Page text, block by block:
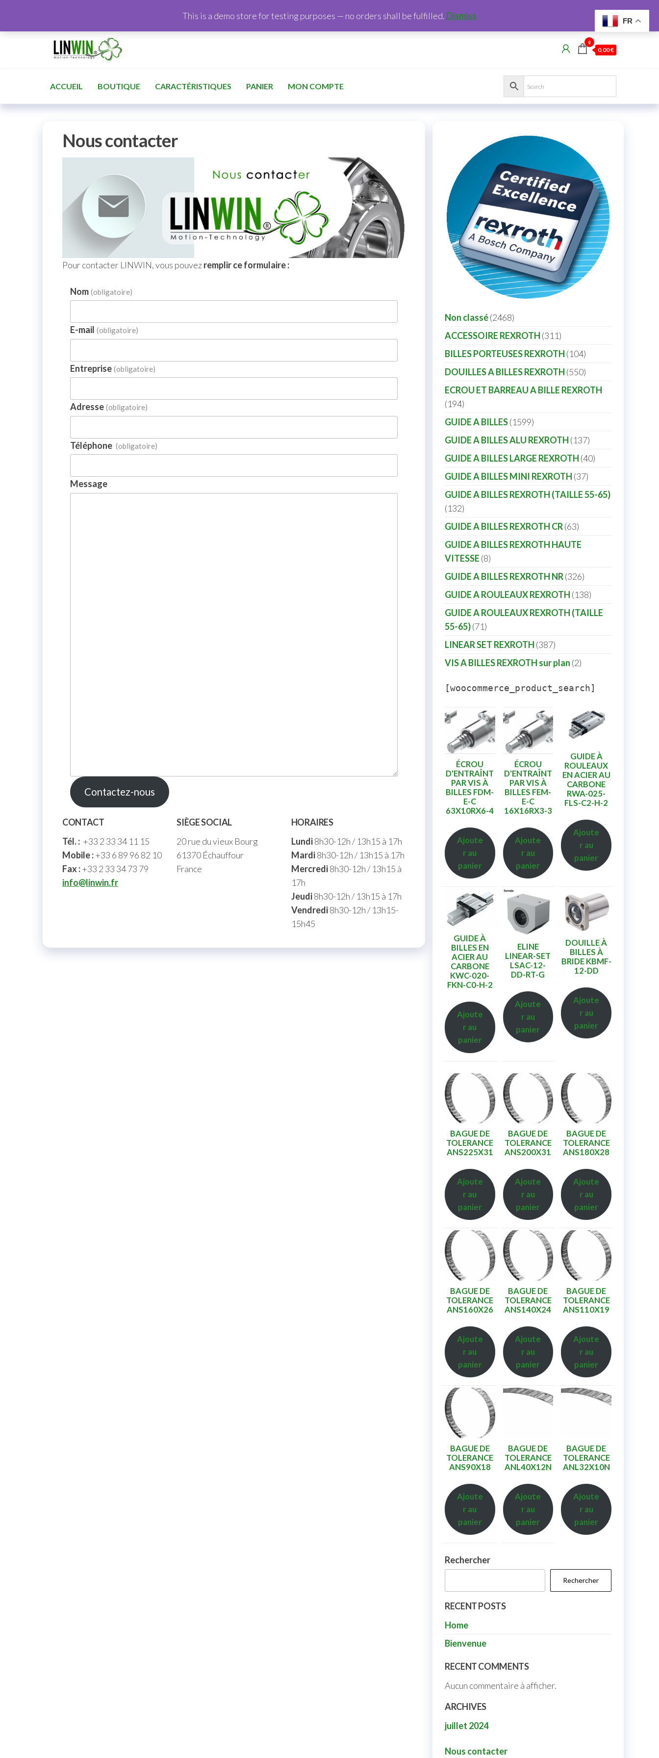
0
0,00 €
ACCUEIL BOUTIQUE CARACTÉRISTIQUES PANIER MON COMPTE
Nous contacter
Pour contacter LINWIN, vous pouvezremplir ce formulaire :
Nom (obligatoire)
E-mail (obligatoire)
Entreprise (obligatoire)
Adresse (obligatoire)
Téléphone (obligatoire)
Message
Contactez-nous
CONTACT
Tél. : +33 2 33 34 11 15
Mobile :+33 6 89 96 82 10
Fax :+33 2 33 34 73 79
info@linwin.fr
SIÈGE SOCIAL
20 rue du vieux Bourg
61370 Échauffour
France
HORAIRES
Lundi8h30-12h / 13h15 à 17h
Mardi8h30-12h / 13h15 à 17h
Mercredi8h30-12h / 13h15 à
17h
Jeudi8h30-12h / 13h15 à 17h
Vendredi8h30-12h / 13h15-
15h45
Non classé 2468
ACCESSOIRE REXROTH 311
BILLES PORTEUSES REXROTH 104
DOUILLES A BILLES REXROTH 550
ECROU ET BARREAU A BILLE REXROTH
194
GUIDE A BILLES 1599
GUIDE A BILLES ALU REXROTH 137
GUIDE A BILLES LARGE REXROTH 40
GUIDE A BILLES MINI REXROTH 37
GUIDE A BILLES REXROTH (TAILLE 55-65)
132
GUIDE A BILLES REXROTH CR 63
GUIDE A BILLES REXROTH HAUTE
VITESSE 8
GUIDE A BILLES REXROTH NR 326
GUIDE A ROULEAUX REXROTH 138
GUIDE A ROULEAUX REXROTH (TAILLE
55-65) 71
LINEAR SET REXROTH 387
VIS A BILLES REXROTH sur plan 2
[woocommerce_product_search]
ÉCROU
D'ENTRAÎNT
PAR VIS À
BILLES FDM-
E-C
63X10RX6-4
Ajoute
r au
panier
ÉCROU
D'ENTRAÎNT
PAR VIS À
BILLES FEM-
E-C
16X16RX3-3
Ajoute
r au
panier
GUIDE À
ROULEAUX
EN ACIER AU
CARBONE
RWA-025-
FLS-C2-H-2
Ajoute
r au
panier
GUIDE À
BILLES EN
ACIER AU
CARBONE
KWC-020-
FKN-C0-H-2
Ajoute
r au
panier
ELINE
LINEAR-SET
LSAC-12-
DD-RT-G
Ajoute
r au
panier
DOUILLE À
BILLES À
BRIDE KBMF-
12-DD
Ajoute
r au
panier
BAGUE DE
TOLERANCE
ANS225X31
Ajoute
r au
panier
BAGUE DE
TOLERANCE
ANS200X31
Ajoute
r au
panier
BAGUE DE
TOLERANCE
ANS180X28
Ajoute
r au
panier
BAGUE DE
TOLERANCE
ANS160X26
Ajoute
r au
panier
BAGUE DE
TOLERANCE
ANS140X24
Ajoute
r au
panier
BAGUE DE
TOLERANCE
ANS110X19
Ajoute
r au
panier
BAGUE DE
TOLERANCE
ANS90X18
Ajoute
r au
panier
BAGUE DE
TOLERANCE
ANL40X12N
Ajoute
r au
panier
BAGUE DE
TOLERANCE
ANL32X10N
Ajoute
r au
panier
Rechercher
Rechercher
RECENT POSTS
Home
Bienvenue
RECENT COMMENTS
Aucun commentaire à afficher.
ARCHIVES
juillet 2024
Nous contacter
FR
This is a demo store for testing purposes — no orders shall be fulfilled. Dismiss